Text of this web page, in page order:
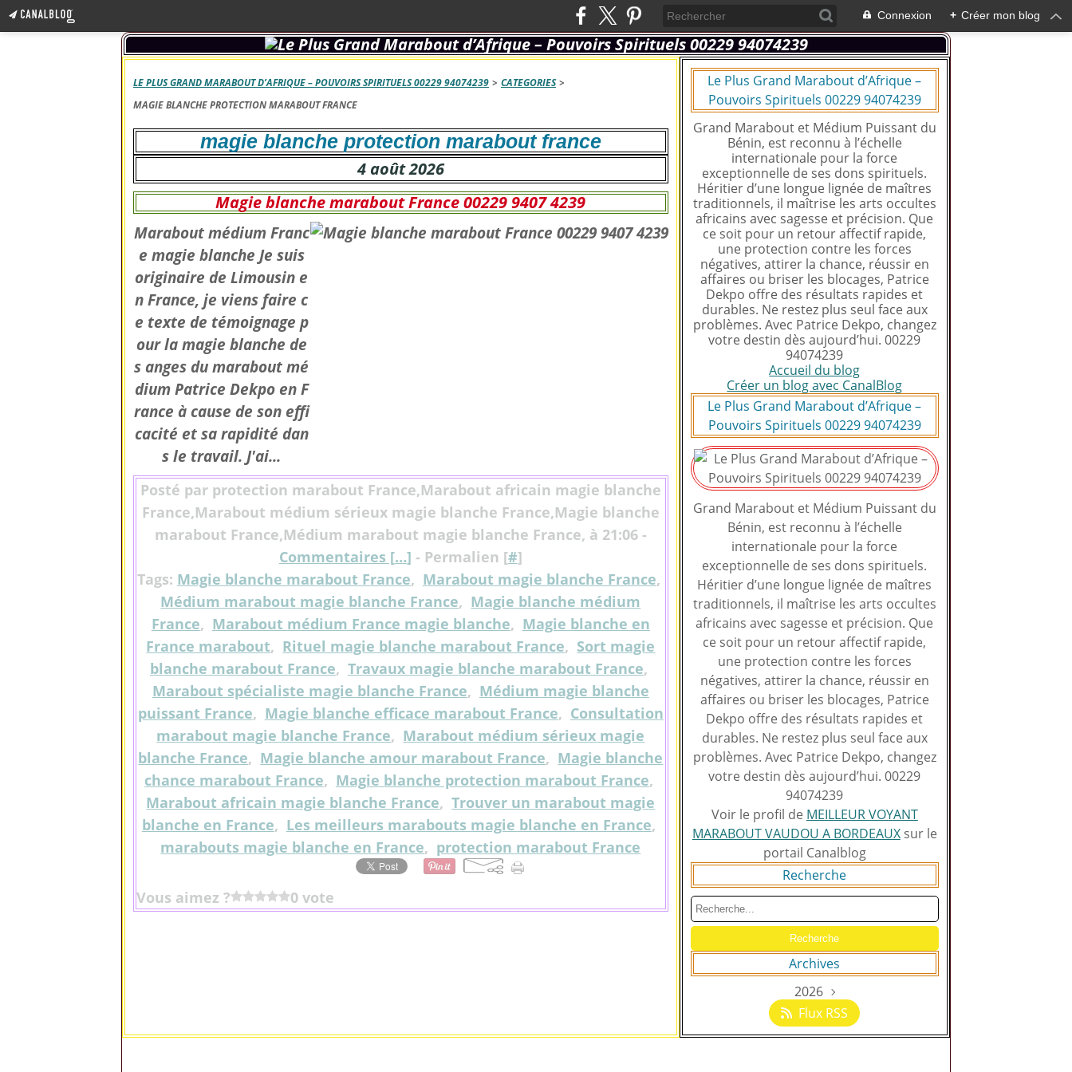
Connexion + Créer mon blog
LE PLUS GRAND MARABOUT D’AFRIQUE – POUVOIRS SPIRITUELS 00229 94074239 > CATEGORIES >
MAGIE BLANCHE PROTECTION MARABOUT FRANCE
magie blanche protection marabout france
4 août 2026
Magie blanche marabout France 00229 9407 4239
Marabout médium Franc
e magie blanche Je suis
originaire de Limousin e
n France, je viens faire c
e texte de témoignage p
our la magie blanche de
s anges du marabout mé
dium Patrice Dekpo en F
rance à cause de son effi
cacité et sa rapidité dan
s le travail. J'ai...
Posté par protection marabout France,Marabout africain magie blanche
France,Marabout médium sérieux magie blanche France,Magie blanche
marabout France,Médium marabout magie blanche France, à 21:06 -
Commentaires […] - Permalien [#]
Tags: Magie blanche marabout France, Marabout magie blanche France,
Médium marabout magie blanche France, Magie blanche médium
France, Marabout médium France magie blanche, Magie blanche en
France marabout, Rituel magie blanche marabout France, Sort magie
blanche marabout France, Travaux magie blanche marabout France,
Marabout spécialiste magie blanche France, Médium magie blanche
puissant France, Magie blanche efficace marabout France, Consultation
marabout magie blanche France, Marabout médium sérieux magie
blanche France, Magie blanche amour marabout France, Magie blanche
chance marabout France, Magie blanche protection marabout France,
Marabout africain magie blanche France,Trouver un marabout magie
blanche en France, Les meilleurs marabouts magie blanche en France,
marabouts magie blanche en France, protection marabout France
Vous aimez ? 0 vote
Le Plus Grand Marabout d’Afrique –
Pouvoirs Spirituels 00229 94074239
Grand Marabout et Médium Puissant du
Bénin, est reconnu à l’échelle
internationale pour la force
exceptionnelle de ses dons spirituels.
Héritier d’une longue lignée de maîtres
traditionnels, il maîtrise les arts occultes
africains avec sagesse et précision. Que
ce soit pour un retour affectif rapide,
une protection contre les forces
négatives, attirer la chance, réussir en
affaires ou briser les blocages, Patrice
Dekpo offre des résultats rapides et
durables. Ne restez plus seul face aux
problèmes. Avec Patrice Dekpo, changez
votre destin dès aujourd’hui. 00229
94074239
Accueil du blog
Créer un blog avec CanalBlog
Le Plus Grand Marabout d’Afrique –
Pouvoirs Spirituels 00229 94074239
Grand Marabout et Médium Puissant du
Bénin, est reconnu à l’échelle
internationale pour la force
exceptionnelle de ses dons spirituels.
Héritier d’une longue lignée de maîtres
traditionnels, il maîtrise les arts occultes
africains avec sagesse et précision. Que
ce soit pour un retour affectif rapide,
une protection contre les forces
négatives, attirer la chance, réussir en
affaires ou briser les blocages, Patrice
Dekpo offre des résultats rapides et
durables. Ne restez plus seul face aux
problèmes. Avec Patrice Dekpo, changez
votre destin dès aujourd’hui. 00229
94074239
Voir le profil de MEILLEUR VOYANT
MARABOUT VAUDOU A BORDEAUXsur le
portail Canalblog
Recherche
Archives
2026
Août(129)
Flux RSS